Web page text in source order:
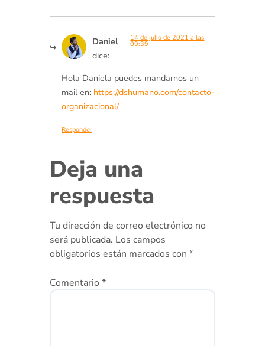
Daniel
dice:
14 de julio de 2021 a las
09:39
Hola Daniela puedes mandarnos un
mail en: https://dshumano.com/contacto-
organizacional/
Responder
Deja una
respuesta
Tu dirección de correo electrónico no
será publicada. Los campos
obligatorios están marcados con *
Comentario *